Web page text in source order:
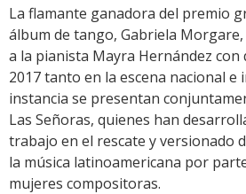
La flamante ganadora del premio
álbum de tango, Gabriela
a la pianista Mayra Hernández con
2017 tanto en la escena nacional e
instancia se presentan
Las Señoras, quienes han
trabajo en el rescate y versionado
la música latinoamericana por
mujeres compositoras.